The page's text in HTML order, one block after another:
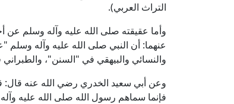
التراث العربي).
وأما عقيقته صلى الله عليه وآله وسلم عن
عنهما: أن النبي صلى الله عليه وآله
والنسائي والبيهقي في "السنن"،
وعن أبي سعيد الخدري رضي الله عنه
فإنما سماهم رسول الله صلى الله عليه